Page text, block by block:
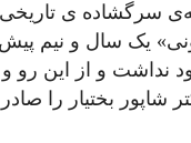
سرگشاده ی تاریخی
یک سال و نیم
نداشت و از این رو و
شاپور بختیار را